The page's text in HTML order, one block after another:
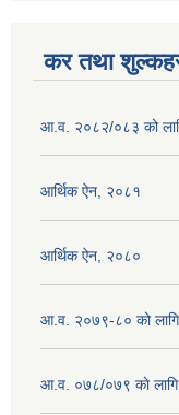
कर तथा
आ.व. २०८२/०८३ को
आर्थिक ऐन, २०८१
आर्थिक ऐन, २०८०
आ.व. २०७९-८० को
आ.व. ०७८/०७९ काे लागि